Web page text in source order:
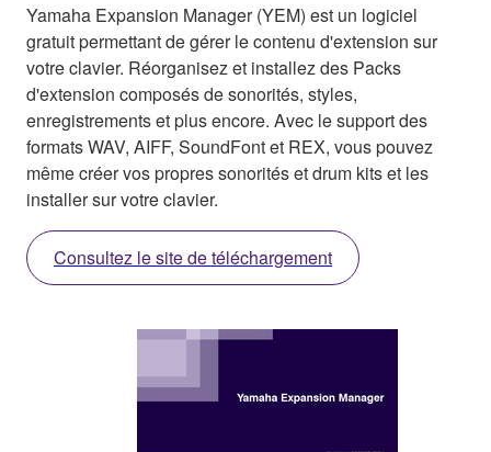
Yamaha Expansion Manager (YEM) est un logiciel
gratuit permettant de gérer le contenu d'extension sur
votre clavier. Réorganisez et installez des Packs
d'extension composés de sonorités, styles,
enregistrements et plus encore. Avec le support des
formats WAV, AIFF, SoundFont et REX, vous pouvez
même créer vos propres sonorités et drum kits et les
installer sur votre clavier.
Consultez le site de téléchargement